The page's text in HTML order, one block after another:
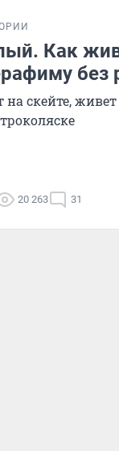
Как
без
на скейте,
20 263 31